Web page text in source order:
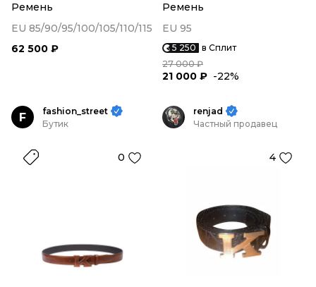
Ремень
EU 85/90/95/100/105/110/115
62 500 ₽
Ремень
EU 95
5 250 в Сплит
27 000 ₽
21 000 ₽ -22%
F
fashion_street
Бутик
0
renjad
Частный продавец
4